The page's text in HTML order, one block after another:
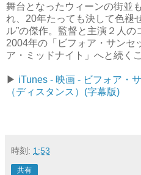
舞台となったウィーンの街並
れ、20年たっても決して色褪
ル”の傑作。監督と主演２人
2004年の「ビフォア・サンセ
ア・ミッドナイト」へと続く
▶︎ iTunes - 映画 - ビフォア・
（ディスタンス）(字幕版)
時刻: 1:53
共有